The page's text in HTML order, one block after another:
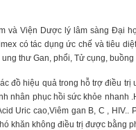
và Viện Dược lý lâm sàng Đại
có tác dụng ức chế và tiêu
thư Gan, phổi, Tử cụng,
đồ hiệu quả trong hỗ trợ điều
nhân phục hồi sức khỏe nhanh
Uric cao,Viêm gan B, C ,
khăn không điều trị được bằng